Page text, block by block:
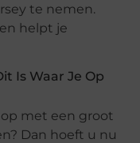
te nemen.
helpt je
Is Waar Je Op
met een groot
Dan hoeft u nu